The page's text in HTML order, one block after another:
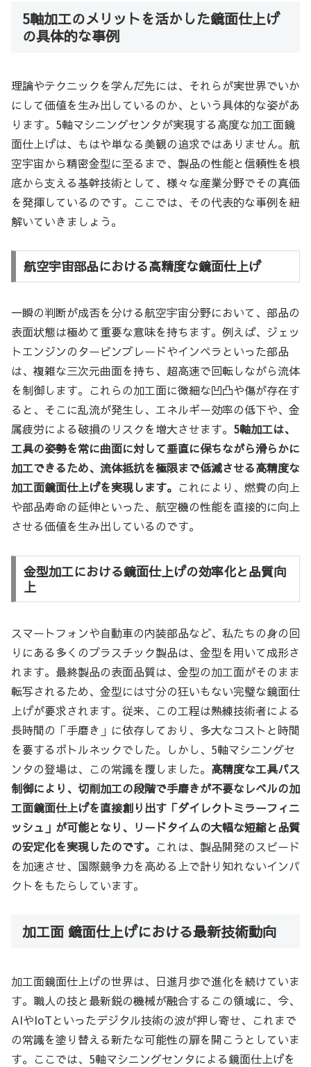
5軸加工のメリットを活かした鏡面仕上げ
の具体的な事例
理論やテクニックを学んだ先には、それらが実世界でいか
にして価値を生み出しているのか、という具体的な姿があ
ります。5軸マシニングセンタが実現する高度な加工面鏡
面仕上げは、もはや単なる美観の追求ではありません。航
空宇宙から精密金型に至るまで、製品の性能と信頼性を根
底から支える基幹技術として、様々な産業分野でその真価
を発揮しているのです。ここでは、その代表的な事例を紐
解いていきましょう。
航空宇宙部品における高精度な鏡面仕上げ
一瞬の判断が成否を分ける航空宇宙分野において、部品の
表面状態は極めて重要な意味を持ちます。例えば、ジェッ
トエンジンのタービンブレードやインペラといった部品
は、複雑な三次元曲面を持ち、超高速で回転しながら流体
を制御します。これらの加工面に微細な凹凸や傷が存在す
ると、そこに乱流が発生し、エネルギー効率の低下や、金
属疲労による破損のリスクを増大させます。 5軸加工は、
工具の姿勢を常に曲面に対して垂直に保ちながら滑らかに
加工できるため、流体抵抗を極限まで低減させる高精度な
加工面鏡面仕上げを実現します。 これにより、燃費の向上
や部品寿命の延伸といった、航空機の性能を直接的に向上
させる価値を生み出しているのです。
金型加工における鏡面仕上げの効率化と品質向
上
スマートフォンや自動車の内装部品など、私たちの身の回
りにある多くのプラスチック製品は、金型を用いて成形さ
れます。最終製品の表面品質は、金型の加工面がそのまま
転写されるため、金型には寸分の狂いもない完璧な鏡面仕
上げが要求されます。従来、この工程は熟練技術者による
長時間の「手磨き」に依存しており、多大なコストと時間
を要するボトルネックでした。しかし、5軸マシニングセ
ンタの登場は、この常識を覆しました。 高精度な工具パス
制御により、切削加工の段階で手磨きが不要なレベルの加
工面鏡面仕上げを直接創り出す「ダイレクトミラーフィニ
ッシュ」が可能となり、リードタイムの大幅な短縮と品質
の安定化を実現したのです。 これは、製品開発のスピード
を加速させ、国際競争力を高める上で計り知れないインパ
クトをもたらしています。
加工面 鏡面仕上げにおける最新技術動向
加工面鏡面仕上げの世界は、日進月歩で進化を続けていま
す。職人の技と最新鋭の機械が融合するこの領域に、今、
AIやIoTといったデジタル技術の波が押し寄せ、これまで
の常識を塗り替える新たな可能性の扉を開こうとしていま
す。ここでは、5軸マシニングセンタによる鏡面仕上げを